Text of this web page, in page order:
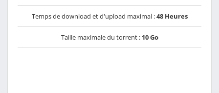
Temps de download et d'upload maximal :48 Heures
Taille maximale du torrent : 10 Go